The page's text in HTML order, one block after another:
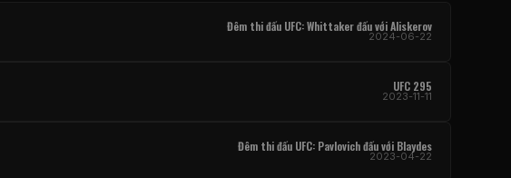
Đêm thi đấu UFC: Whittaker đấu với Aliskerov
2024-06-22
UFC 295
2023-11-11
Đêm thi đấu UFC: Pavlovich đấu với Blaydes
2023-04-22